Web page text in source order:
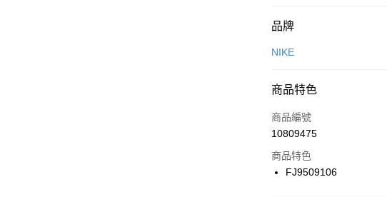
付款方式
信用卡一次付款
合作金庫商業銀行
華南商業銀行
上海商業儲蓄銀行
國泰世華商業銀行
LINE Pay
Apple Pay
品牌
NIKE
商品特色
商品編號
10809475
商品特色
FJ9509106